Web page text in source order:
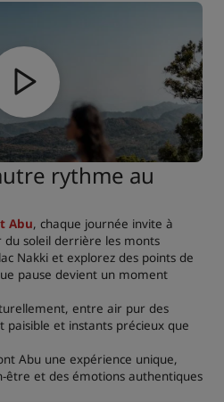
rythme au
Abu, chaque journée invite à
du soleil derrière les monts
Nakki et explorez des points de
pause devient un moment
entre air pur des
et instants précieux que
Abu une expérience unique,
être et des émotions authentiques